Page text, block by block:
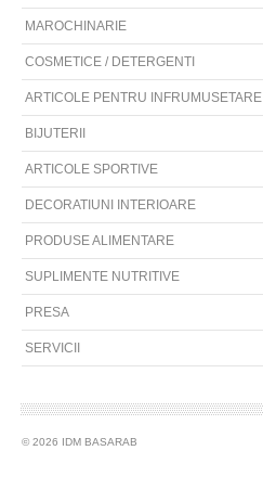
MAROCHINARIE
COSMETICE / DETERGENTI
ARTICOLE PENTRU INFRUMUSETARE
BIJUTERII
ARTICOLE SPORTIVE
DECORATIUNI INTERIOARE
PRODUSE ALIMENTARE
SUPLIMENTE NUTRITIVE
PRESA
SERVICII
© 2026 IDM BASARAB